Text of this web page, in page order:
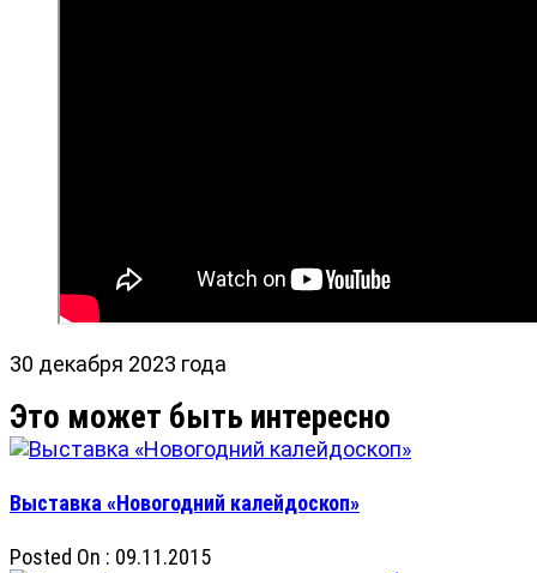
30 декабря 2023 года
Выставка «Новогодний калейдоскоп»
Posted On : 09.11.2015